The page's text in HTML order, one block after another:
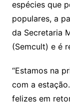
espécies que
populares, a
da Secretaria
(Semcult) e é
“Estamos na
com a
felizes em